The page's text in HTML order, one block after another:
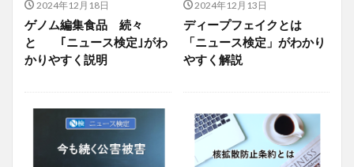
2024年12月18日
ゲノム編集食品 続々
と ｢ニュース検定｣がわ
かりやすく説明
2024年12月13日
ディープフェイクとは
「ニュース検定」がわかり
やすく解説